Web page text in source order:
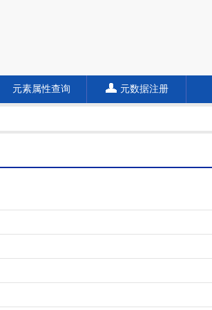
元素属性查询 元数据注册